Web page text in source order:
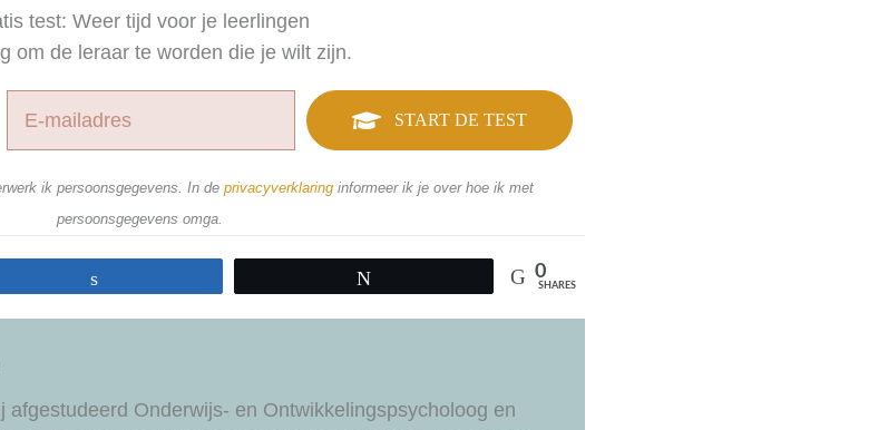
test: Weer tijd voor je leerlingen
om de leraar te worden die je wilt zijn.
START DE TEST
ik persoonsgegevens. In de privacyverklaring informeer ik je over hoe ik met
persoonsgegevens omga.
0
SHARES
afgestudeerd Onderwijs- en Ontwikkelingspsycholoog en